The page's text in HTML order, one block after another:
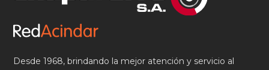
Desde 1968, brindando la mejor atención y servicio al